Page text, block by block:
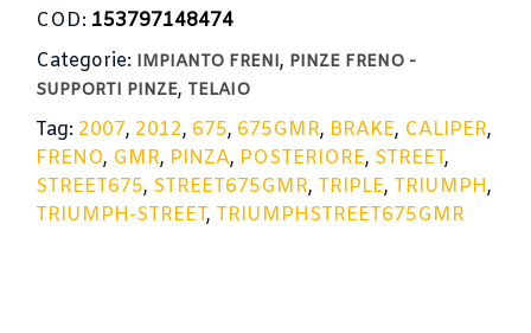
COD: 153797148474
Categorie: IMPIANTO FRENI, PINZE FRENO -
SUPPORTI PINZE, TELAIO
Tag: 2007, 2012, 675, 675GMR, BRAKE, CALIPER,
FRENO, GMR, PINZA, POSTERIORE, STREET,
STREET675, STREET675GMR, TRIPLE, TRIUMPH,
TRIUMPH-STREET, TRIUMPHSTREET675GMR